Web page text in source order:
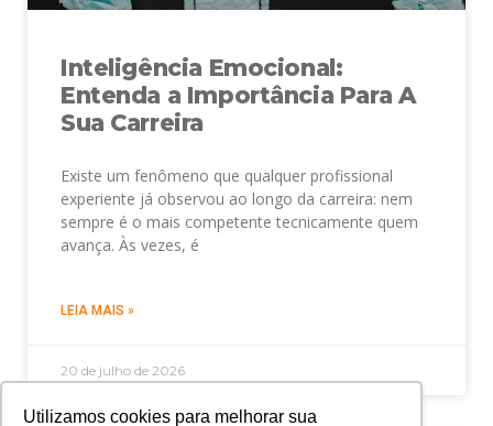
Utilizamos cookies para melhorar sua
Inteligência Emocional:
Entenda a Importância Para A
Sua Carreira
Existe um fenômeno que qualquer profissional
experiente já observou ao longo da carreira: nem
sempre é o mais competente tecnicamente quem
avança. Às vezes, é
LEIA MAIS »
20 de julho de 2026